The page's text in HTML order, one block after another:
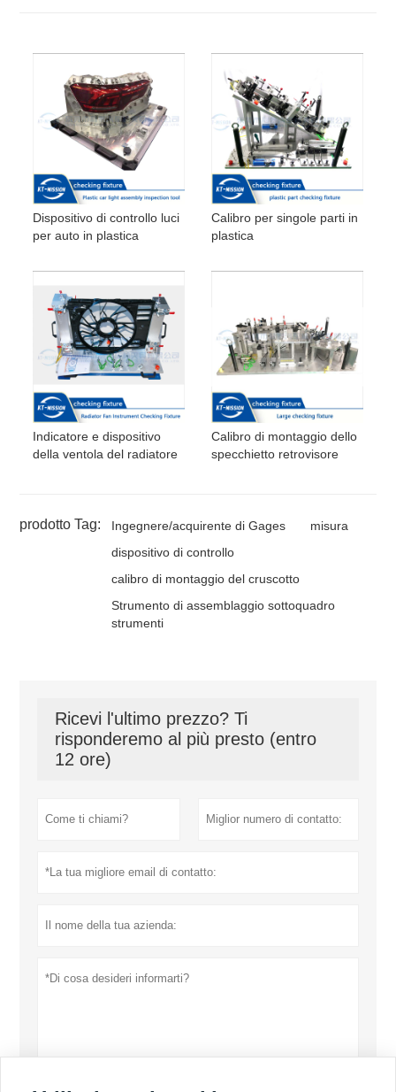
Dispositivo di controllo luci
per auto in plastica
Calibro per singole parti in
plastica
Indicatore e dispositivo
della ventola del radiatore
Calibro di montaggio dello
specchietto retrovisore
prodotto Tag: Ingegnere/acquirente di Gages
misura
dispositivo di controllo
calibro di montaggio del cruscotto
Strumento di assemblaggio sottoquadro
strumenti
Ricevi l'ultimo prezzo? Ti
risponderemo al più presto (entro
12 ore)